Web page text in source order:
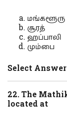
மங்களூரு
சூரத்
ஹப்பாலி
மும்பை
Select
22. The
located at